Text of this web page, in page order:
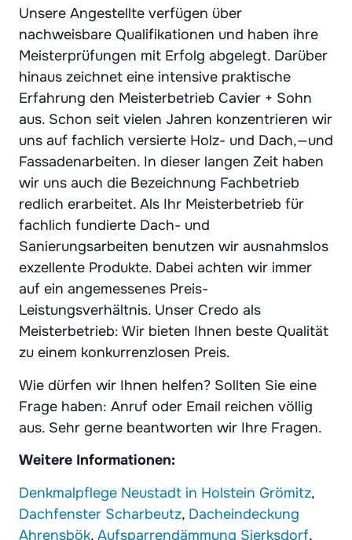
Unsere Angestellte verfügen über
nachweisbare Qualifikationen und haben ihre
Meisterprüfungen mit Erfolg abgelegt. Darüber
hinaus zeichnet eine intensive praktische
Erfahrung den Meisterbetrieb Cavier + Sohn
aus. Schon seit vielen Jahren konzentrieren wir
uns auf fachlich versierte Holz- und Dach,—und
Fassadenarbeiten. In dieser langen Zeit haben
wir uns auch die Bezeichnung Fachbetrieb
redlich erarbeitet. Als Ihr Meisterbetrieb für
fachlich fundierte Dach- und
Sanierungsarbeiten benutzen wir ausnahmslos
exzellente Produkte. Dabei achten wir immer
auf ein angemessenes Preis-
Leistungsverhältnis. Unser Credo als
Meisterbetrieb: Wir bieten Ihnen beste Qualität
zu einem konkurrenzlosen Preis.
Wie dürfen wir Ihnen helfen? Sollten Sie eine
Frage haben: Anruf oder Email reichen völlig
aus. Sehr gerne beantworten wir Ihre Fragen.
Weitere Informationen:
Denkmalpflege Neustadt in Holstein Grömitz,
Dachfenster Scharbeutz, Dacheindeckung
Ahrensbök, Aufsparrendämmung Sierksdorf,